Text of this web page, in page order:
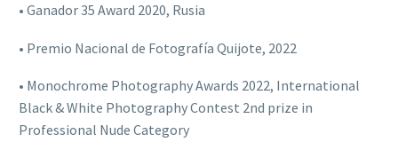
• Ganador 35 Award 2020, Rusia
• Premio Nacional de Fotografía Quijote, 2022
• Monochrome Photography Awards 2022, International
Black & White Photography Contest 2nd prize in
Professional Nude Category